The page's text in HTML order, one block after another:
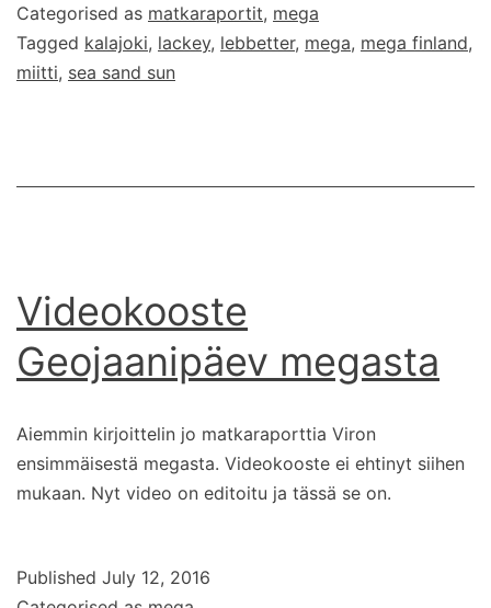
Kalajoen
Mega
Categorised as matkaraportit, mega
Tagged kalajoki, lackey, lebbetter, mega, mega finland,
miitti, sea sand sun
Videokooste
Geojaanipäev megasta
Aiemmin kirjoittelin jo matkaraporttia Viron
ensimmäisestä megasta. Videokooste ei ehtinyt siihen
mukaan. Nyt video on editoitu ja tässä se on.
Published July 12, 2016